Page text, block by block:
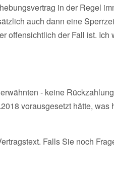
in der Regel
auch dann eine
offensichtlich der Fall ist. Ich
- keine
vorausgesetzt hätte, was
Falls Sie noch